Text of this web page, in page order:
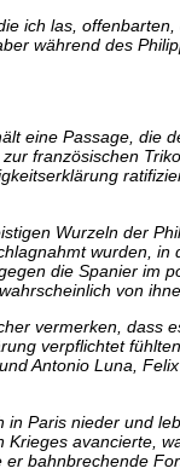
ich las,
während des
eine Passage, die
französischen
Wurzeln der
wurden,
die Spanier im
von
vermerken, dass
verpflichtet
Antonio Luna,
in Paris nieder und
Krieges avancierte,
er bahnbrechende